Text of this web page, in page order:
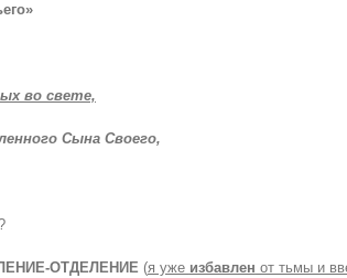
во свете,
Сына Своего,
ОТДЕЛЕНИЕ (я уже избавлен от тьмы и